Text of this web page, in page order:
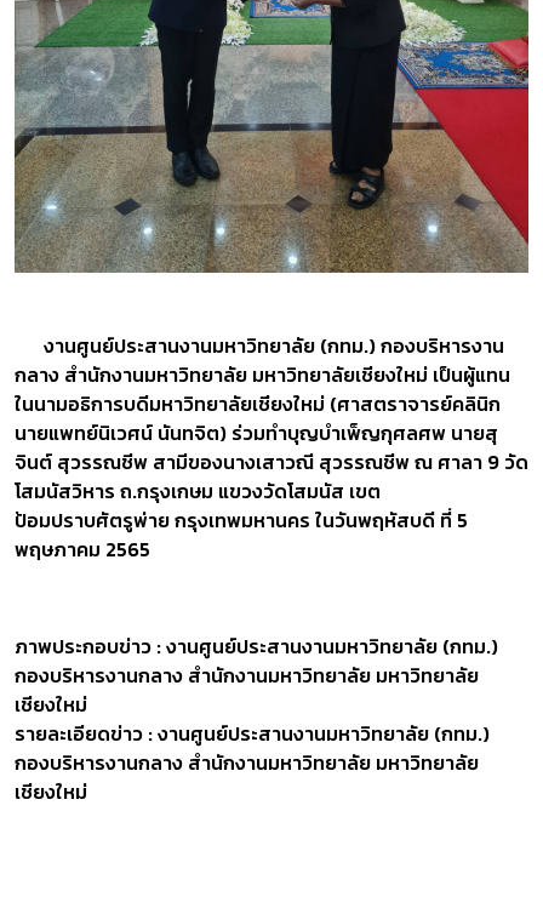
งานศูนย์ประสานงานมหาวิทยาลัย (กทม.) กองบริหารงาน
กลาง สำนักงานมหาวิทยาลัย มหาวิทยาลัยเชียงใหม่ เป็นผู้แทน
ในนามอธิการบดีมหาวิทยาลัยเชียงใหม่ (ศาสตราจารย์คลินิก
นายแพทย์นิเวศน์ นันทจิต) ร่วมทำบุญบำเพ็ญกุศลศพ นายสุ
จินต์ สุวรรณชีพ สามีของนางเสาวณี สุวรรณชีพ ณ ศาลา 9 วัด
โสมนัสวิหาร ถ.กรุงเกษม แขวงวัดโสมนัส เขต
ป้อมปราบศัตรูพ่าย กรุงเทพมหานคร ในวันพฤหัสบดี ที่ 5
พฤษภาคม 2565
ภาพประกอบข่าว : งานศูนย์ประสานงานมหาวิทยาลัย (กทม.)
กองบริหารงานกลาง สำนักงานมหาวิทยาลัย มหาวิทยาลัย
เชียงใหม่
รายละเอียดข่าว : งานศูนย์ประสานงานมหาวิทยาลัย (กทม.)
กองบริหารงานกลาง สำนักงานมหาวิทยาลัย มหาวิทยาลัย
เชียงใหม่